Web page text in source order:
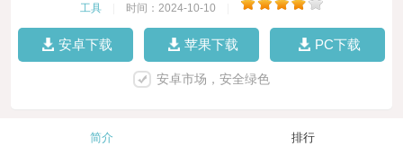
工具 时间：2024-10-10
安卓下载 苹果下载 PC下载
安卓市场，安全绿色
简介 排行